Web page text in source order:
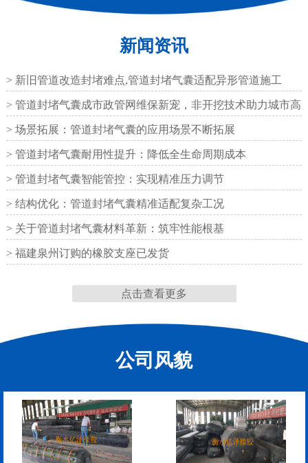
200*25米圆形桥梁气囊 390*14米的圆形充气芯
空心板内模 桥梁空心板气囊
堵）
新闻资讯
> 新旧管道改造封堵难点,管道封堵气囊适配异形管道施工
> 管道封堵气囊成市政管网维保新宠，非开挖技术助力城市高
效运
> 场景拓展：管道封堵气囊的应用场景不断拓展
> 管道封堵气囊耐用性提升：降低全生命周期成本
> 管道封堵气囊智能管控：实现精准压力调节
> 结构优化：管道封堵气囊精准适配复杂工况
> 关于管道封堵气囊材料革新：筑牢性能根基
> 福建泉州订购的橡胶支座已发货
点击查看更多
公司风貌